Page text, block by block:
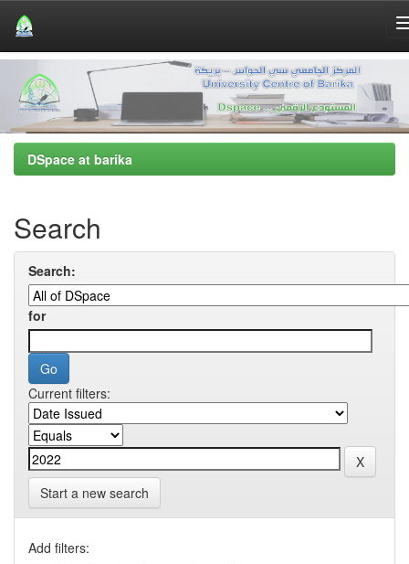
navigation
DSpace at barika
Search
Search:
for
Current filters:
Start a new search
Add filters: